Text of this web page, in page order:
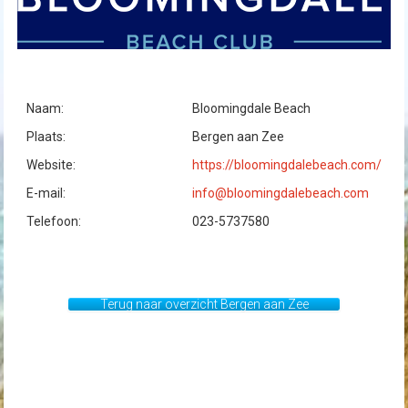
Naam:
Bloomingdale Beach
Plaats:
Bergen aan Zee
Website:
https://bloomingdalebeach.com/
E-mail:
info@bloomingdalebeach.com
Telefoon:
023-5737580
Terug naar overzicht Bergen aan Zee